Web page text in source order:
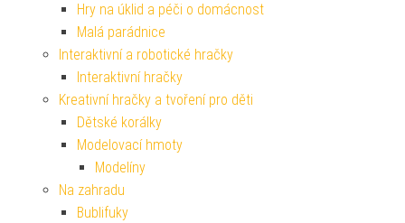
Hry na úklid a péči o domácnost
Malá parádnice
Interaktivní a robotické hračky
Interaktivní hračky
Kreativní hračky a tvoření pro děti
Dětské korálky
Modelovací hmoty
Modelíny
Na zahradu
Bublifuky